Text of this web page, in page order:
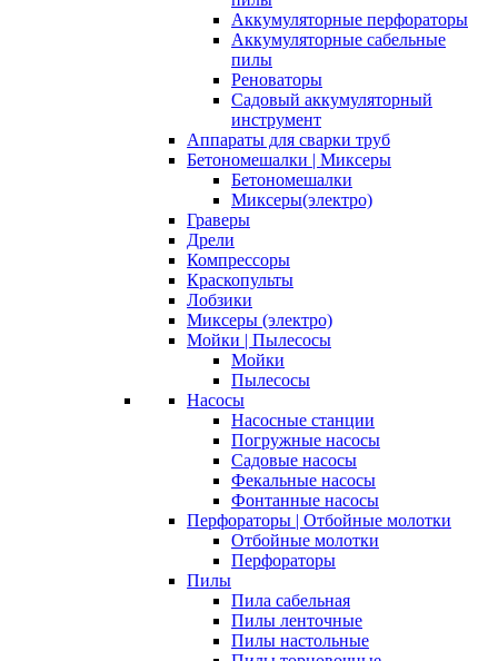
Аккумуляторные перфораторы
Аккумуляторные сабельные
пилы
Реноваторы
Садовый аккумуляторный
инструмент
Аппараты для сварки труб
Бетономешалки | Миксеры
Бетономешалки
Миксеры(электро)
Граверы
Дрели
Компрессоры
Краскопульты
Лобзики
Миксеры (электро)
Мойки | Пылесосы
Мойки
Пылесосы
Насосы
Насосные станции
Погружные насосы
Садовые насосы
Фекальные насосы
Фонтанные насосы
Перфораторы | Отбойные молотки
Отбойные молотки
Перфораторы
Пилы
Пила сабельная
Пилы ленточные
Пилы настольные